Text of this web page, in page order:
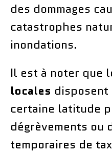
des dommages
catastrophes
inondations.
Il est à noter que
locales disposent
certaine latitude
dégrèvements ou
temporaires de